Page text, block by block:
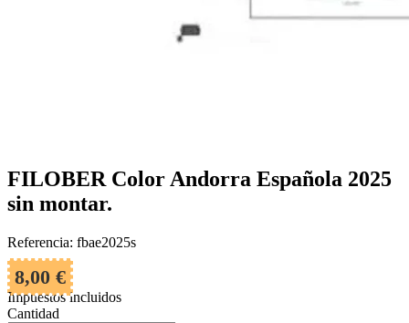
FILOBER Color Andorra Española 2025
sin montar.
Referencia: fbae2025s
8,00 €
Impuestos incluidos
Cantidad